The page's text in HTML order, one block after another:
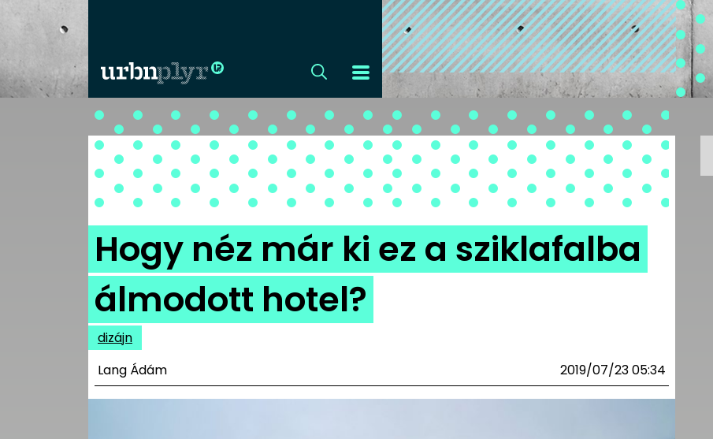
CÍMLAP
DIZÁJN
DIVAT
HIP
KULT
ZENE
Hogy néz már ki ez a sziklafalba
álmodott hotel?
dizájn
Lang Ádám
2019/07/23 05:34